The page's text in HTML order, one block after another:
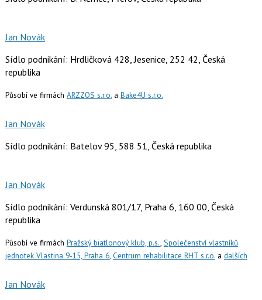
Jan Novák
Sídlo podnikání: Hrdličková 428, Jesenice, 252 42, Česká
republika
Působí ve firmách ARZZOS s.r.o.a Bake4U s.r.o.
Jan Novák
Sídlo podnikání: Batelov 95, 588 51, Česká republika
Jan Novák
Sídlo podnikání: Verdunská 801/17, Praha 6, 160 00, Česká
republika
Působí ve firmách Pražský biatlonový klub, p.s., Společenství vlastníků
jednotek Vlastina 9-15, Praha 6, Centrum rehabilitace RHT s.r.o.a dalších
Jan Novák